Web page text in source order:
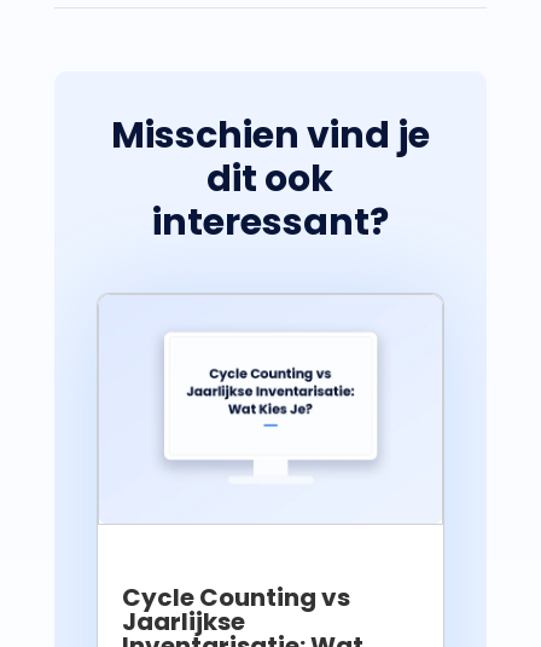
Misschien vind je
dit ook
interessant?
Cycle Counting vs
Jaarlijkse